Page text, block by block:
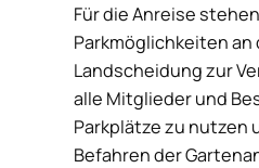
Für die Anreise
Parkmöglichkeiten an
Landscheidung zur
alle Mitglieder und
Parkplätze zu nutzen
Befahren der